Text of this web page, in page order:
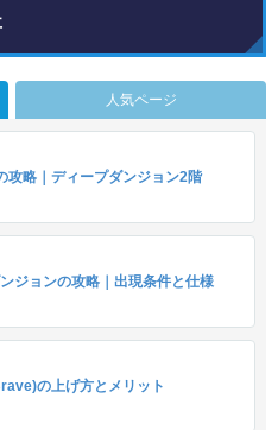
人気ページ
攻略｜ディープダンジョン2階
ジョンの攻略｜出現条件と仕様
の上げ方とメリット